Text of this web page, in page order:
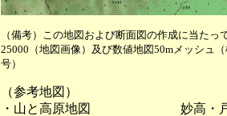
（備考）この地図および断面図の作成に当た
25000（地図画像）及び数値地図50mメッシュ
号）
（参考地図）
・山と高原地図 妙高・戸